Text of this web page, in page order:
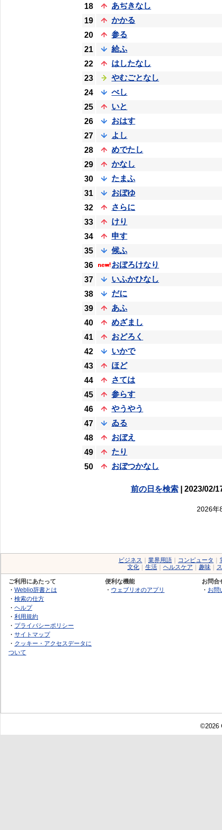
18
あぢきなし
19
かかる
20
参る
21
給ふ
22
はしたなし
23
やむごとなし
24
べし
25
いと
26
おはす
27
よし
28
めでたし
29
かなし
30
たまふ
31
おぼゆ
32
さらに
33
けり
34
申す
35
候ふ
36
おぼろけなり
37
いふかひなし
38
だに
39
あふ
40
めざまし
41
おどろく
42
いかで
43
ほど
44
さては
45
参らす
46
やうやう
47
ゐる
48
おぼえ
49
たり
50
おぼつかなし
前の日を検索| 2023/02/
2026年
ビジネス 業界用語 コンピュータ
文化
生活 ヘルスケア 趣味
ご利用にあたって
・ Weblio辞書とは
・ 検索の仕方
・ ヘルプ
・ 利用規約
・ プライバシーポリシー
・ サイトマップ
・ クッキー・アクセスデータに
ついて
便利な機能
・ ウェブリオのアプリ
お問合
・ お問
©2026